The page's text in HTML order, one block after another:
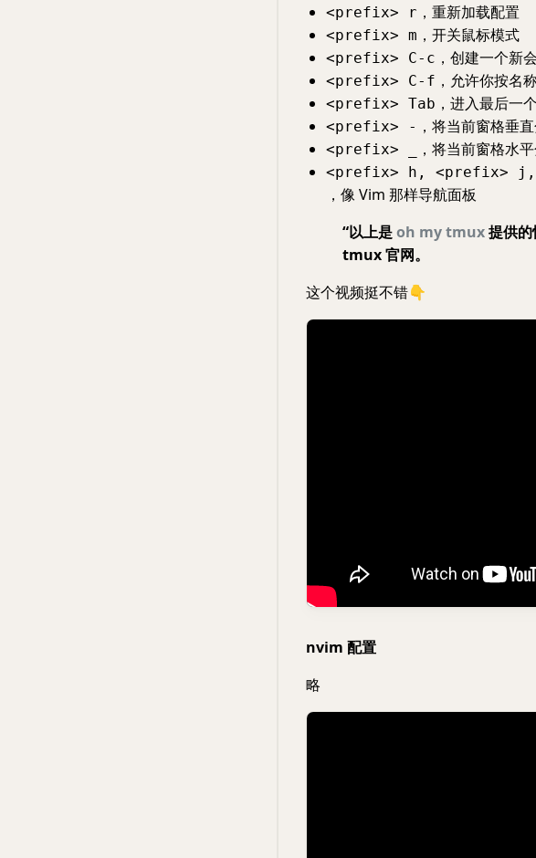
<prefix> r ，重新加载配置
<prefix> m ，开关鼠标模式
<prefix> C-c ，创建一个新
<prefix> C-f ，允许你按名
<prefix> Tab ，进入最后一
<prefix> - ，将当前窗格垂
<prefix> _ ，将当前窗格水
<prefix> h, <prefix>
，像 Vim 那样导航面板
“以上是oh my tmux提供
tmux 官网。
这个视频挺不错👇
nvim 配置
略